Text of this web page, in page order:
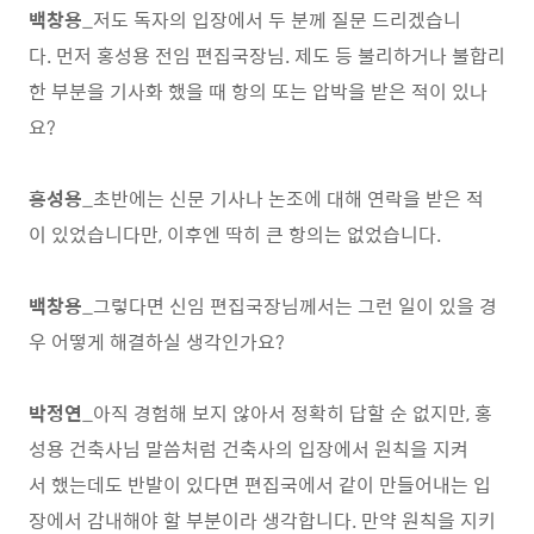
백창용_저도 독자의 입장에서 두 분께 질문 드리겠습니
다. 먼저 홍성용 전임 편집국장님. 제도 등 불리하거나 불합리
한 부분을 기사화 했을 때 항의 또는 압박을 받은 적이 있나
요?
홍성용_초반에는 신문 기사나 논조에 대해 연락을 받은 적
이 있었습니다만, 이후엔 딱히 큰 항의는 없었습니다.
백창용_그렇다면 신임 편집국장님께서는 그런 일이 있을 경
우 어떻게 해결하실 생각인가요?
박정연_아직 경험해 보지 않아서 정확히 답할 순 없지만, 홍
성용 건축사님 말씀처럼 건축사의 입장에서 원칙을 지켜
서 했는데도 반발이 있다면 편집국에서 같이 만들어내는 입
장에서 감내해야 할 부분이라 생각합니다. 만약 원칙을 지키